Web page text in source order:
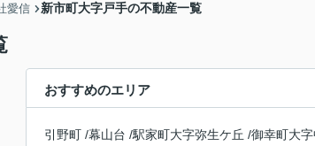
愛信 新市町大字戸手の不動産一覧
おすすめのエリア
引野町 /幕山台 /駅家町大字弥生ケ丘 /御幸町大